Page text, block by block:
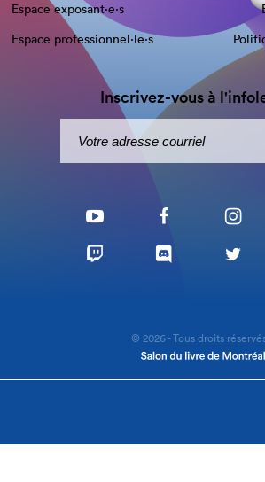
Espace exposant·e⋅s
Espace professionnel·le⋅s
Inscrivez-vous à
© 2026 - Tous droits